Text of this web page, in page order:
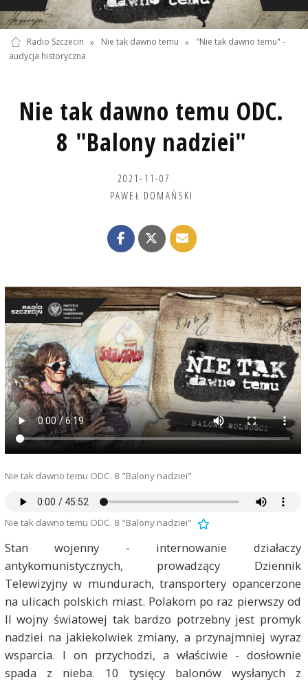
Radio Szczecin » Nie tak dawno temu »
"Nie tak dawno temu" -
audycja historyczna
Nie tak dawno temu ODC.
8 "Balony nadziei"
2021-11-07
PAWEŁ DOMAŃSKI
Nie tak dawno temu ODC. 8 "Balony nadziei"
Nie tak dawno temu ODC. 8 "Balony nadziei"
Stan wojenny - internowanie działaczy
antykomunistycznych, prowadzący Dziennik
Telewizyjny w mundurach, transportery opancerzone
na ulicach polskich miast. Polakom po raz pierwszy od
II wojny światowej tak bardzo potrzebny jest promyk
nadziei na jakiekolwiek zmiany, a przynajmniej wyraz
wsparcia. I on przychodzi, a właściwie - dosłownie
spada z nieba. 10 tysięcy balonów wysłanych z